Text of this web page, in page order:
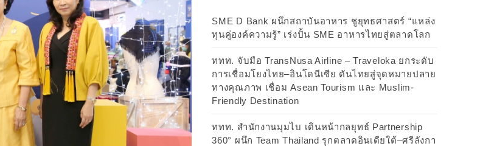
SME D Bank ผนึกสถาบันอาหาร ชูยุทธศาสตร์ “แหล่ง
ทุนคู่องค์ความรู้” เร่งปั้น SME อาหารไทยสู่ตลาดโลก
ททท. จับมือ TransNusa Airline – Traveloka ยกระดับ
การเชื่อมโยงไทย–อินโดนีเซีย ดันไทยสู่จุดหมายปลาย
ทางคุณภาพ เชื่อม Asean Tourism และ Muslim-
Friendly Destination
ททท. สำนักงานมุมไบ เดินหน้ากลยุทธ์ Partnership
360° ผนึก Team Thailand รุกตลาดอินเดียใต้–ศรีลังกา